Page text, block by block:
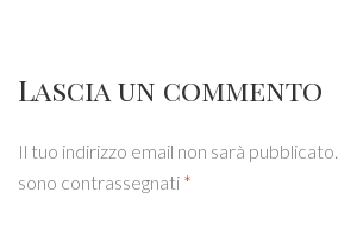
Lascia un commento
Il tuo indirizzo email non sarà pubblicato.
sono contrassegnati *